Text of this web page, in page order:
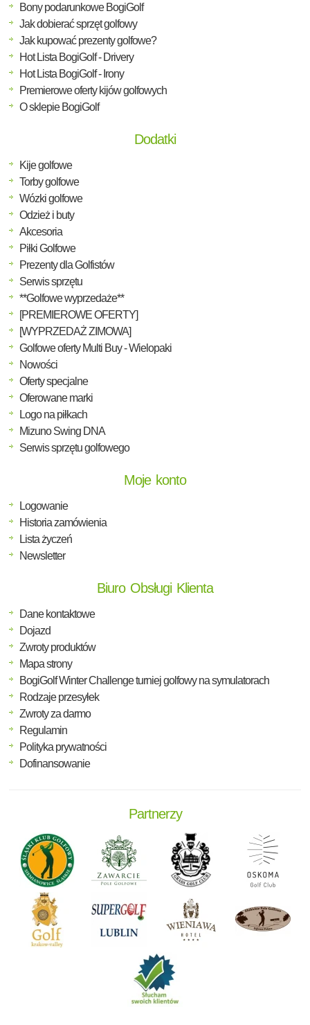
Bony podarunkowe BogiGolf
Jak dobierać sprzęt golfowy
Jak kupować prezenty golfowe?
Hot Lista BogiGolf - Drivery
Hot Lista BogiGolf - Irony
Premierowe oferty kijów golfowych
O sklepie BogiGolf
Dodatki
Kije golfowe
Torby golfowe
Wózki golfowe
Odzież i buty
Akcesoria
Piłki Golfowe
Prezenty dla Golfistów
Serwis sprzętu
**Golfowe wyprzedaże**
[PREMIEROWE OFERTY]
[WYPRZEDAŻ ZIMOWA]
Golfowe oferty Multi Buy - Wielopaki
Nowości
Oferty specjalne
Oferowane marki
Logo na piłkach
Mizuno Swing DNA
Serwis sprzętu golfowego
Moje konto
Logowanie
Historia zamówienia
Lista życzeń
Newsletter
Biuro Obsługi Klienta
Dane kontaktowe
Dojazd
Zwroty produktów
Mapa strony
BogiGolf Winter Challenge turniej golfowy na symulatorach
Rodzaje przesyłek
Zwroty za darmo
Regulamin
Polityka prywatności
Dofinansowanie
Partnerzy